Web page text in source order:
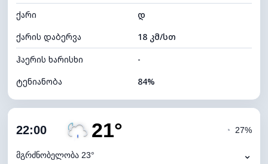
განათების ინდექსი 4 (მკრთალი)
ღრუბლის სიმაღლე 6080 მ
ქარი
დ
ქარის დაბერვა
18 კმ/სთ
ჰაერის ხარისხი
-
ტენიანობა
84%
ღრუბლიანობა
ნამის წერტილი
22:00 21°
მგრძნობელობა 23°
◔ 27%
⌄